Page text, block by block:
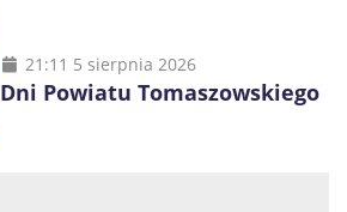
21:11 5 sierpnia 2026
Dni Powiatu Tomaszowskiego